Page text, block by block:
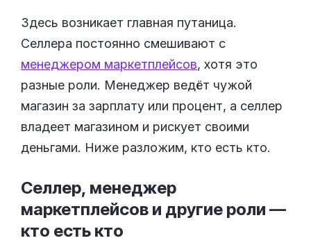
Здесь возникает главная путаница.
Селлера постоянно смешивают с
менеджером маркетплейсов, хотя это
разные роли. Менеджер ведёт чужой
магазин за зарплату или процент, а селлер
владеет магазином и рискует своими
деньгами. Ниже разложим, кто есть кто.
Селлер, менеджер
маркетплейсов и другие роли —
кто есть кто